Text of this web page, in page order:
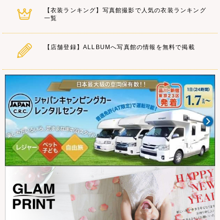
【衣装ランキング】写真館撮影で人気の衣装ランキング
一覧
【店舗登録】ALLBUMへ写真館の情報を無料で掲載